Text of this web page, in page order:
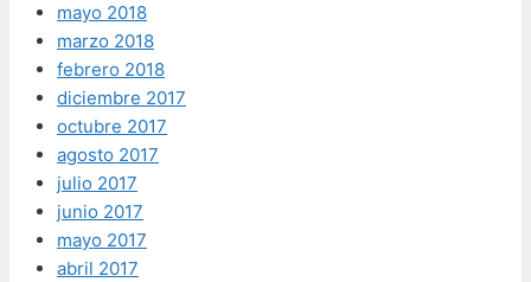
mayo 2018
marzo 2018
febrero 2018
diciembre 2017
octubre 2017
agosto 2017
julio 2017
junio 2017
mayo 2017
abril 2017